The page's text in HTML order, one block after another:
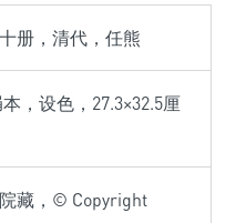
册，清代，任熊
本，设色，27.3×32.5厘
藏，© Copyright